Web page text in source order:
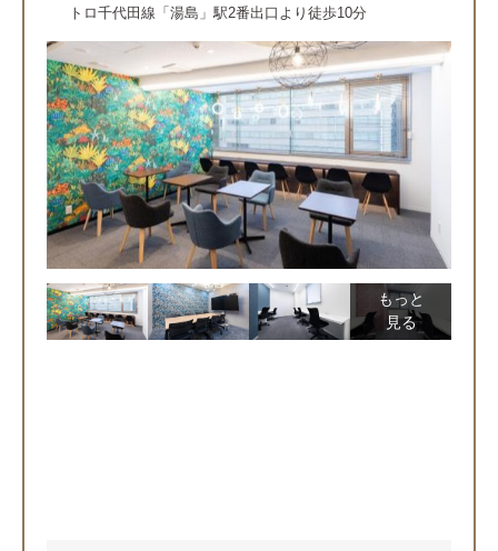
トロ千代田線「湯島」駅2番出口より徒歩10分
もっと
見る